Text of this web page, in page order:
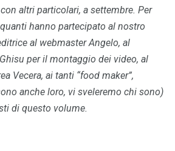
altri particolari, a settembre. Per
hanno partecipato al nostro
al webmaster Angelo, al
per il montaggio dei video, al
Vecera, ai tanti “food maker”,
anche loro, vi sveleremo chi sono)
di questo volume.